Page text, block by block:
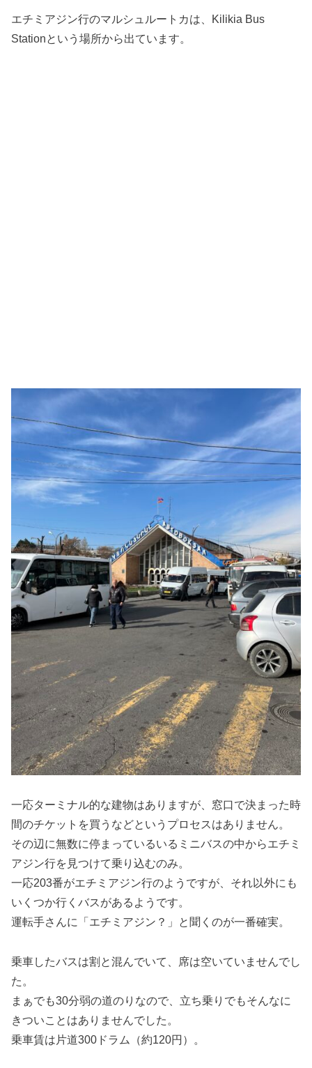
エチミアジン行のマルシュルートカは、Kilikia Bus
Stationという場所から出ています。
一応ターミナル的な建物はありますが、窓口で決まった時
間のチケットを買うなどというプロセスはありません。
その辺に無数に停まっているいるミニバスの中からエチミ
アジン行を見つけて乗り込むのみ。
一応203番がエチミアジン行のようですが、それ以外にも
いくつか行くバスがあるようです。
運転手さんに「エチミアジン？」と聞くのが一番確実。
乗車したバスは割と混んでいて、席は空いていませんでし
た。
まぁでも30分弱の道のりなので、立ち乗りでもそんなに
きついことはありませんでした。
乗車賃は片道300ドラム（約120円）。